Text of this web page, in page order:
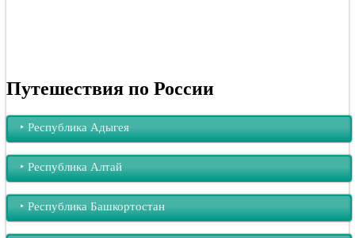
Путешествия по России
‣︎ Республика Адыгея
‣︎ Республика Алтай
‣︎ Республика Башкортостан